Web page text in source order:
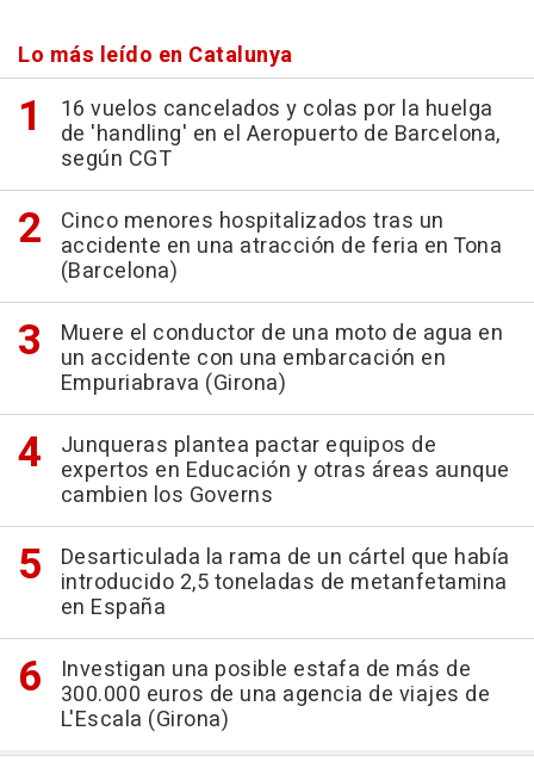
Lo más leído en Catalunya
16 vuelos cancelados y colas por la huelga
de 'handling' en el Aeropuerto de Barcelona,
según CGT
Cinco menores hospitalizados tras un
accidente en una atracción de feria en Tona
(Barcelona)
Muere el conductor de una moto de agua en
un accidente con una embarcación en
Empuriabrava (Girona)
Junqueras plantea pactar equipos de
expertos en Educación y otras áreas aunque
cambien los Governs
Desarticulada la rama de un cártel que había
introducido 2,5 toneladas de metanfetamina
en España
Investigan una posible estafa de más de
300.000 euros de una agencia de viajes de
L'Escala (Girona)